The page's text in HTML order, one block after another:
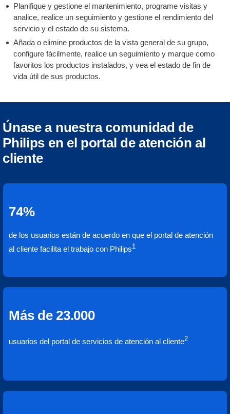
Planifique y gestione el mantenimiento, programe visitas y
analice, realice un seguimiento y gestione el rendimiento del
servicio y el estado de su sistema.
Añada o elimine productos de la vista general de su grupo,
configure fácilmente, realice un seguimiento y marque como
favoritos los productos instalados, y vea el estado de fin de
vida útil de sus productos.
Únase a nuestra comunidad de
Philips en el portal de atención al
cliente
74%
de los usuarios están de acuerdo en que el portal de atención
al cliente facilita el trabajo con Philips1
Más de 23.000
usuarios del portal de servicios de atención al cliente2